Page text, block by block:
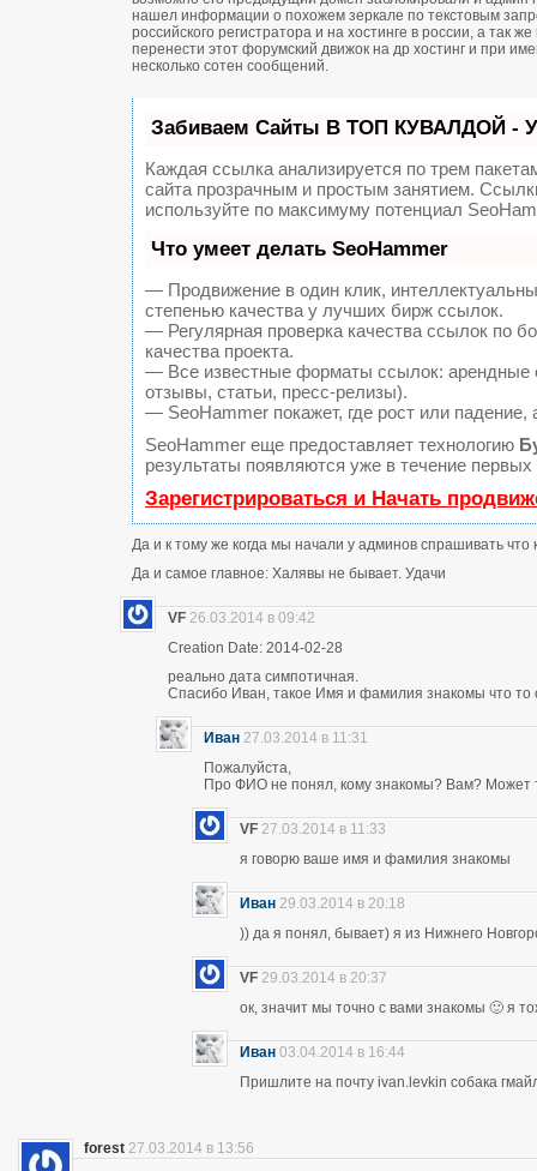
нашел информации о похожем зеркале по текстовым
российского регистратора и на хостинге в россии, а
перенести этот форумский движок на др хостинг и при
несколько сотен сообщений.
Забиваем Сайты В ТОП КУВАЛДОЙ -
Каждая ссылка анализируется по трем
сайта прозрачным и простым занятием.
используйте по максимуму потенциал
Что умеет делать SeoHammer
— Продвижение в один клик,
степенью качества у лучших бирж ссылок.
— Регулярная проверка качества ссылок по
качества проекта.
— Все известные форматы ссылок: арендные
отзывы, статьи, пресс-релизы).
— SeoHammer покажет, где рост или
SeoHammer еще предоставляет технологию
результаты появляются уже в течение первых
Зарегистрироваться и Начать
Да и к тому же когда мы начали у админов спрашивать что
Да и самое главное: Халявы не бывает. Удачи
VF 26.03.2014 в 09:42
Creation Date: 2014-02-28
реально дата симпотичная.
Спасибо Иван, такое Имя и фамилия знакомы что то
Иван 27.03.2014 в 11:31
Пожалуйста,
Про ФИО не понял, кому знакомы? Вам? Может
VF 27.03.2014 в 11:33
я говорю ваше имя и фамилия знакомы
Иван 29.03.2014 в 20:18
)) да я понял, бывает) я из Нижнего
VF 29.03.2014 в 20:37
ок, значит мы точно с вами знакомы 🙂 я
Иван 03.04.2014 в 16:44
Пришлите на почту ivan.levkin собака
forest 27.03.2014 в 13:56